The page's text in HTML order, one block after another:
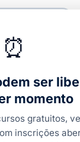
INSS
⏰
ser
momento
gratuitos,
inscrições